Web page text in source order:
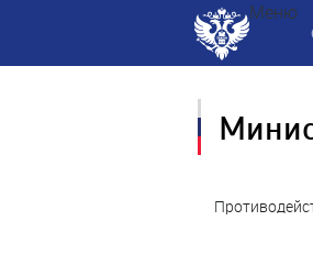
Меню